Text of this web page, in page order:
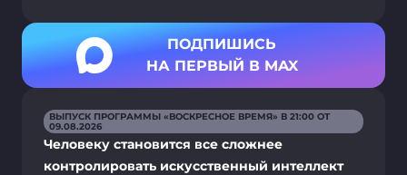
ПОДПИШИСЬ
НА ПЕРВЫЙ В MAX
ВЫПУСК ПРОГРАММЫ «ВОСКРЕСНОЕ ВРЕМЯ» В 21:00 ОТ
09.08.2026
Человеку становится все сложнее
контролировать искусственный интеллект